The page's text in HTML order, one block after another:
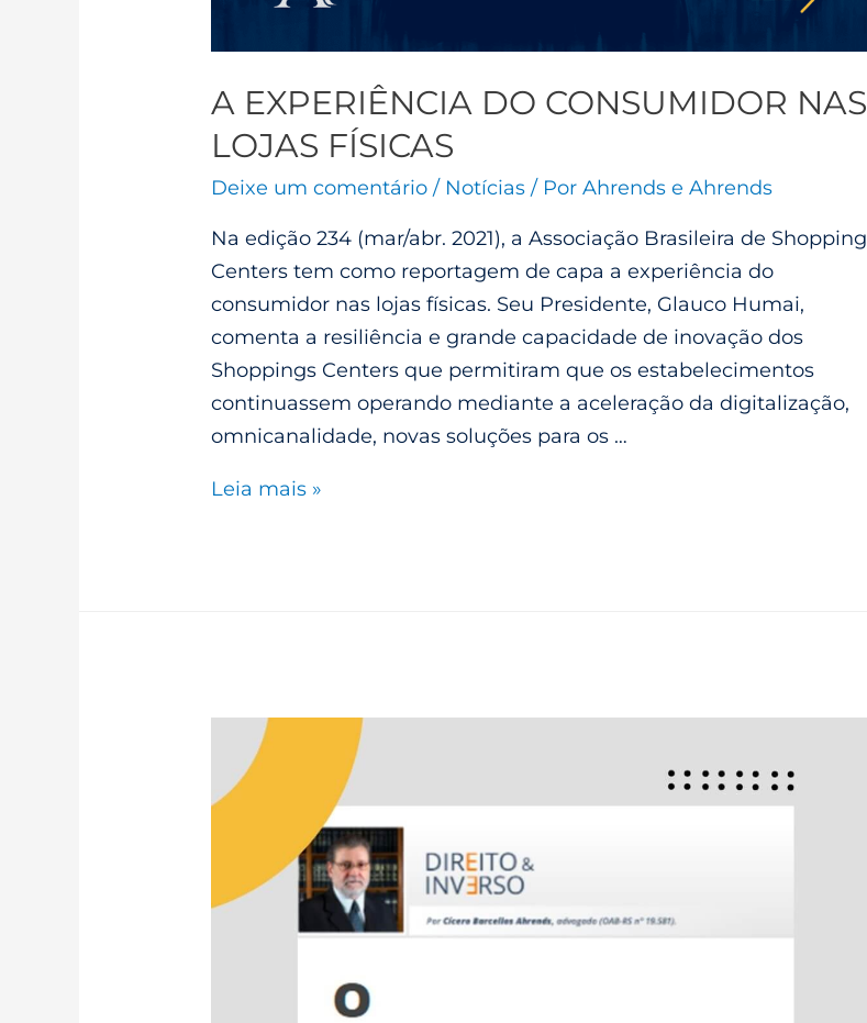
A EXPERIÊNCIA DO CONSUMIDOR NAS
LOJAS FÍSICAS
Deixe um comentário / Notícias / PorAhrends e Ahrends
Na edição 234 (mar/abr. 2021), a Associação Brasileira de Shopping
Centers tem como reportagem de capa a experiência do
consumidor nas lojas físicas. Seu Presidente, Glauco Humai,
comenta a resiliência e grande capacidade de inovação dos
Shoppings Centers que permitiram que os estabelecimentos
continuassem operando mediante a aceleração da digitalização,
omnicanalidade, novas soluções para os …
Leia mais »